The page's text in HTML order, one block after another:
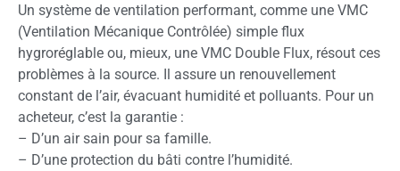
Un système de ventilation performant, comme une VMC
(Ventilation Mécanique Contrôlée) simple flux
hygroréglable ou, mieux, une VMC Double Flux, résout ces
problèmes à la source. Il assure un renouvellement
constant de l’air, évacuant humidité et polluants. Pour un
acheteur, c’est la garantie :
– D’un air sain pour sa famille.
– D’une protection du bâti contre l’humidité.